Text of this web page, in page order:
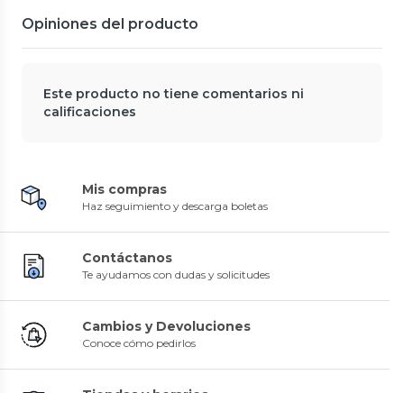
Opiniones del producto
Este producto no tiene comentarios ni
calificaciones
Mis compras
Haz seguimiento y descarga boletas
Contáctanos
Te ayudamos con dudas y solicitudes
Cambios y Devoluciones
Conoce cómo pedirlos